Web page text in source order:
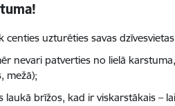
centies uzturēties savas
nevari patverties no lielā
mežā);
laukā brīžos, kad ir viskarstākais –